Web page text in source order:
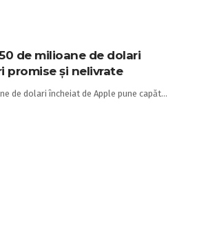
de milioane de dolari
promise și nelivrate
de dolari încheiat de Apple pune capăt…